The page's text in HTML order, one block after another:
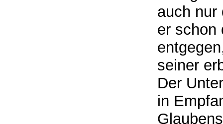
auch nur
er schon
seiner
Der
in